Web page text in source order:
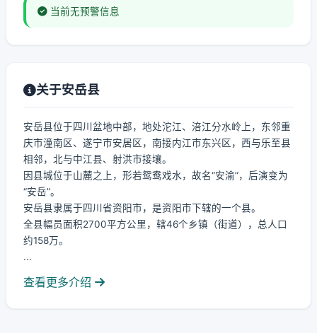
当前无预警信息
关于安岳县
安岳县位于四川盆地中部，地处沱江、涪江分水岭上，东邻重
庆市潼南区、遂宁市安居区，南接内江市东兴区，西与乐至县
相邻，北与中江县、射洪市接壤。
因县城位于山麓之上，形若鸳鸯戏水，故名“安渝”，后演变为
“安岳”。
安岳县隶属于四川省资阳市，是资阳市下辖的一个县。
全县幅员面积2700平方公里，辖46个乡镇（街道），总人口
约158万。
...
查看更多介绍